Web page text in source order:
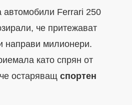
автомобили Ferrari 250
че притежават
направи милионери.
като спрян от
остаряващ спортен